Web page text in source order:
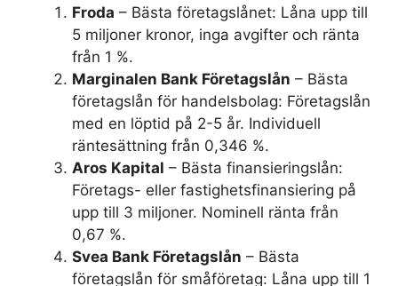
Froda – Bästa företagslånet: Låna upp till
5 miljoner kronor, inga avgifter och ränta
från 1 %.
Marginalen Bank Företagslån – Bästa
företagslån för handelsbolag: Företagslån
med en löptid på 2-5 år. Individuell
räntesättning från 0,346 %.
Aros Kapital – Bästa finansieringslån:
Företags- eller fastighetsfinansiering på
upp till 3 miljoner. Nominell ränta från
0,67 %.
Svea Bank Företagslån – Bästa
företagslån för småföretag: Låna upp till 1